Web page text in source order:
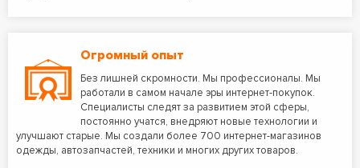
Огромный опыт
Без лишней скромности. Мы профессионалы. Мы
работали в самом начале эры интернет-покупок.
Специалисты следят за развитием этой сферы,
постоянно учатся, внедряют новые технологии и
улучшают старые. Мы создали более 700 интернет-магазинов
одежды, автозапчастей, техники и многих других товаров.